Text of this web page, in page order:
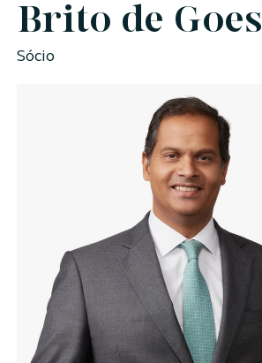
Brito de Goes
Sócio